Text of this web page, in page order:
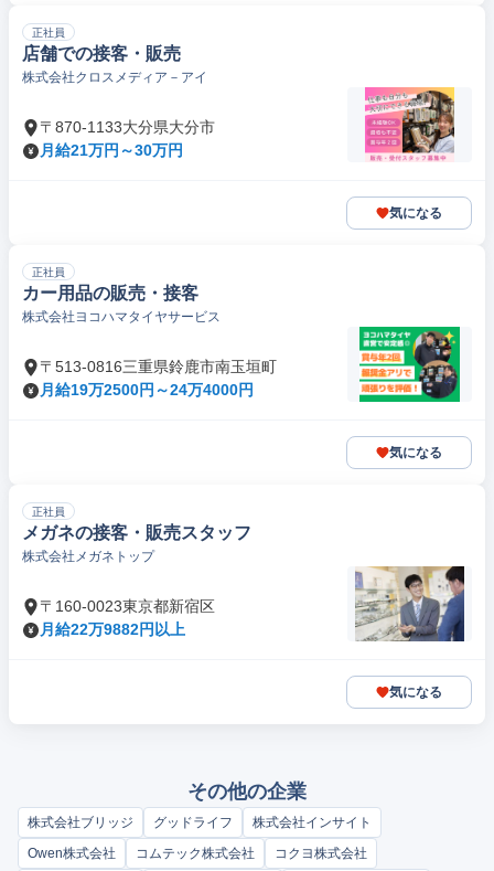
正社員
店舗での接客・販売
株式会社クロスメディア－アイ
〒870-1133大分県大分市
月給21万円～30万円
気になる
正社員
カー用品の販売・接客
株式会社ヨコハマタイヤサービス
〒513-0816三重県鈴鹿市南玉垣町
月給19万2500円～24万4000円
気になる
正社員
メガネの接客・販売スタッフ
株式会社メガネトップ
〒160-0023東京都新宿区
月給22万9882円以上
気になる
その他の企業
株式会社ブリッジ グッドライフ
株式会社インサイト
Owen株式会社
コムテック株式会社 コクヨ株式会社